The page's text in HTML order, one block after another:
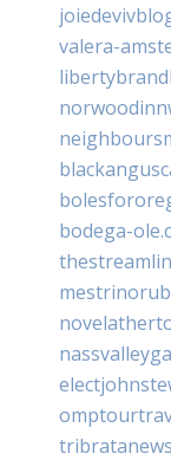
valera-
bodega-